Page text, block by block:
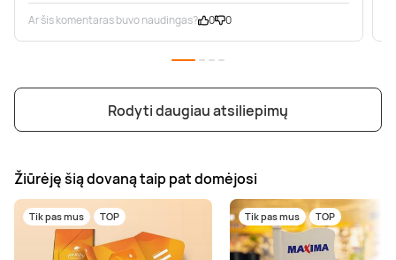
Ar šis komentaras buvo naudingas? 0 0
Rodyti daugiau atsiliepimų
Žiūrėję šią dovaną taip pat domėjosi
Tik pas mus TOP Tik pas mus TOP